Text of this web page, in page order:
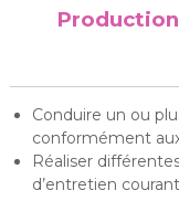
Conduire un ou
conformément
Réaliser
d’entretien